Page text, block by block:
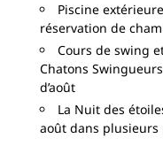
Piscine
réservation de
Cours de swing
Chatons
d’août
La Nuit des
août dans plusieurs